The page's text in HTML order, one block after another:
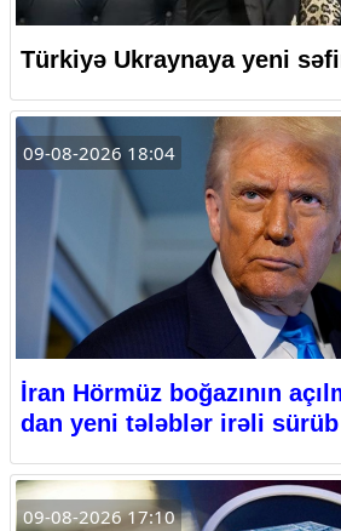
Türkiyə Ukraynaya yeni
09-08-2026 18:04
İran Hörmüz boğazının
dan yeni tələblər irəli sürüb
09-08-2026 17:10